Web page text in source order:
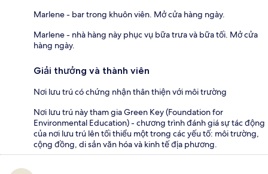
Marlene - bar trong khuôn viên. Mở cửa hàng ngày.
Marlene - nhà hàng này phục vụ bữa trưa và bữa tối. Mở cửa
hàng ngày.
Giải thưởng và thành viên
Nơi lưu trú có chứng nhận thân thiện với môi trường
Nơi lưu trú này tham gia Green Key (Foundation for
Environmental Education) - chương trình đánh giá sự tác động
của nơi lưu trú lên tối thiểu một trong các yếu tố: môi trường,
cộng đồng, di sản văn hóa và kinh tế địa phương.